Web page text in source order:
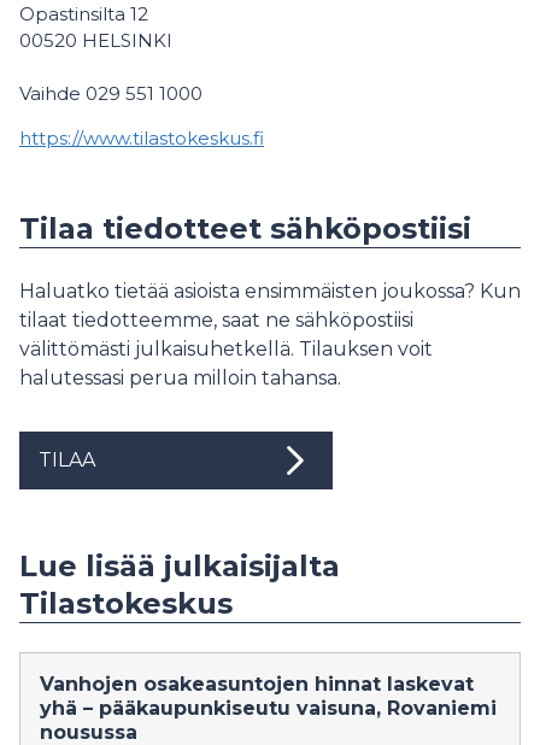
Opastinsilta 12
00520 HELSINKI
Vaihde 029 551 1000
https://www.tilastokeskus.fi
Tilaa tiedotteet sähköpostiisi
Haluatko tietää asioista ensimmäisten joukossa? Kun
tilaat tiedotteemme, saat ne sähköpostiisi
välittömästi julkaisuhetkellä. Tilauksen voit
halutessasi perua milloin tahansa.
TILAA
Lue lisää julkaisijalta
Tilastokeskus
Vanhojen osakeasuntojen hinnat laskevat
yhä – pääkaupunkiseutu vaisuna, Rovaniemi
nousussa